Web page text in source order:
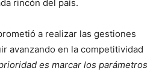
rincón del país.
a realizar las gestiones
avanzando en la competitividad
es marcar los parámetros